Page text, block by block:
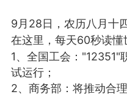
9月28日，农历八月十
在这里，每天60秒读懂
1、全国工会："12351"
试运行；
2、商务部：将推动合